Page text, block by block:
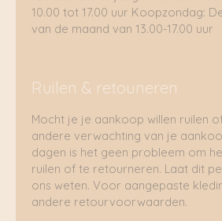
10.00 tot 17.00 uur Koopzondag:
van de maand van 13.00-17.00 uur
Ruilen & retouneren
Mocht je je aankoop willen ruilen
andere verwachting van je
dagen is het geen probleem om
ruilen of te retourneren. Laat dit
ons weten. Voor aangepaste
andere retourvoorwaarden.